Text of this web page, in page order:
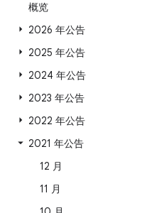
概览
2026 年公告
2025 年公告
2024 年公告
2023 年公告
2022 年公告
2021 年公告
12 月
11 月